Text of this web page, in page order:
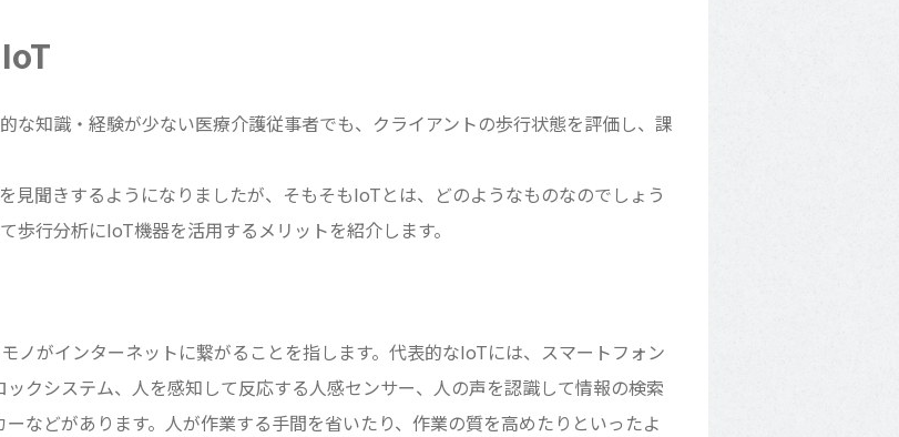
な知識・経験が少ない医療介護従事者でも、クライアントの歩行状態を評価し、課
見聞きするようになりましたが、そもそもIoTとは、どのようなものなのでしょう
行分析にIoT機器を活用するメリットを紹介します。
がインターネットに繋がることを指します。代表的なIoTには、スマートフォン
クシステム、人を感知して反応する人感センサー、人の声を認識して情報の検索
などがあります。人が作業する手間を省いたり、作業の質を高めたりといったよ